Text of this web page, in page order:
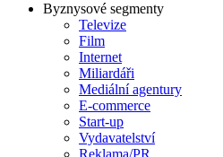
Byznysové segmenty
Televize
Film
Internet
Miliardáři
Mediální agentury
E-commerce
Start-up
Vydavatelství
Reklama/PR